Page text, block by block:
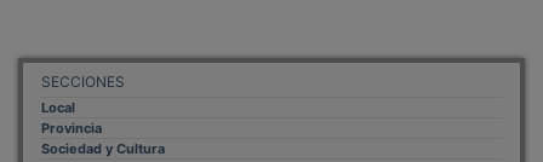
SECCIONES
Local
Provincia
Sociedad y Cultura
Región